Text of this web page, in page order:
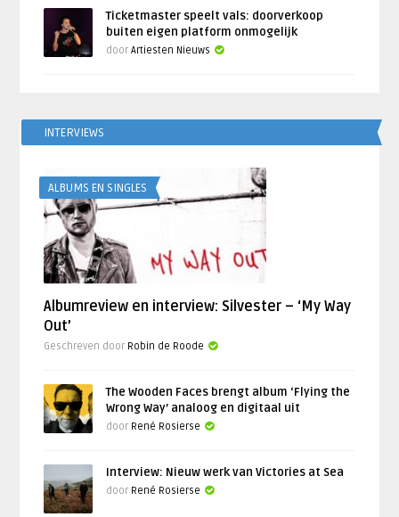
Ticketmaster speelt vals: doorverkoop
buiten eigen platform onmogelijk
doorArtiesten Nieuws
INTERVIEWS
ALBUMS EN SINGLES
Albumreview en interview: Silvester – ‘My Way
Out’
Geschreven door Robin de Roode
The Wooden Faces brengt album ‘Flying the
Wrong Way’ analoog en digitaal uit
door René Rosierse
Interview: Nieuw werk van Victories at Sea
door René Rosierse